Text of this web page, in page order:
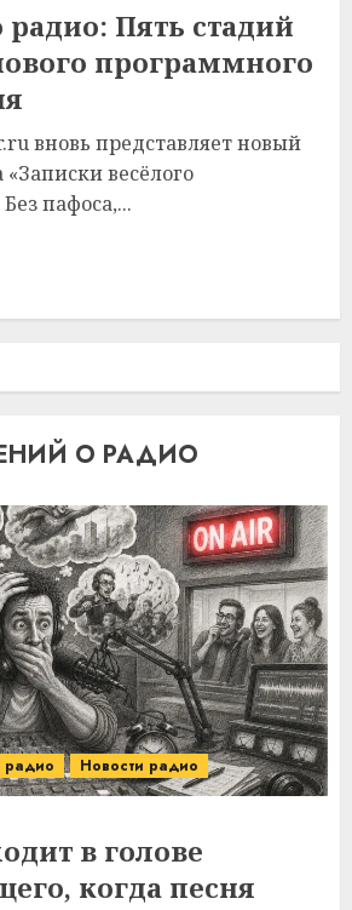
радио: Пять стадий
программного
вновь представляет новый
весёлого
пафоса,...
О РАДИО
Новости радио
в голове
когда песня